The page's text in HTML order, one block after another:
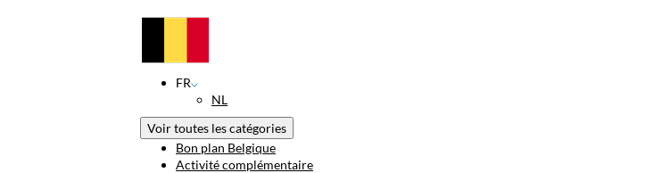
FR
NL
Voir toutes les catégories
Bon plan Belgique
Activité complémentaire